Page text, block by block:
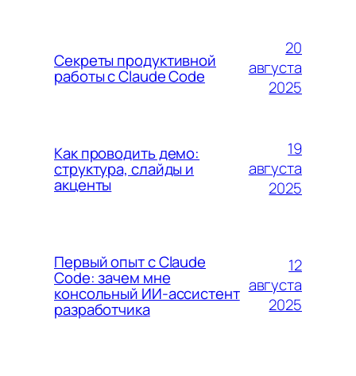
Секреты продуктивной
работы с Claude Code
20
августа
2025
Как проводить демо:
структура, слайды и
акценты
19
августа
2025
Первый опыт с Claude
Code: зачем мне
консольный ИИ-ассистент
разработчика
12
августа
2025